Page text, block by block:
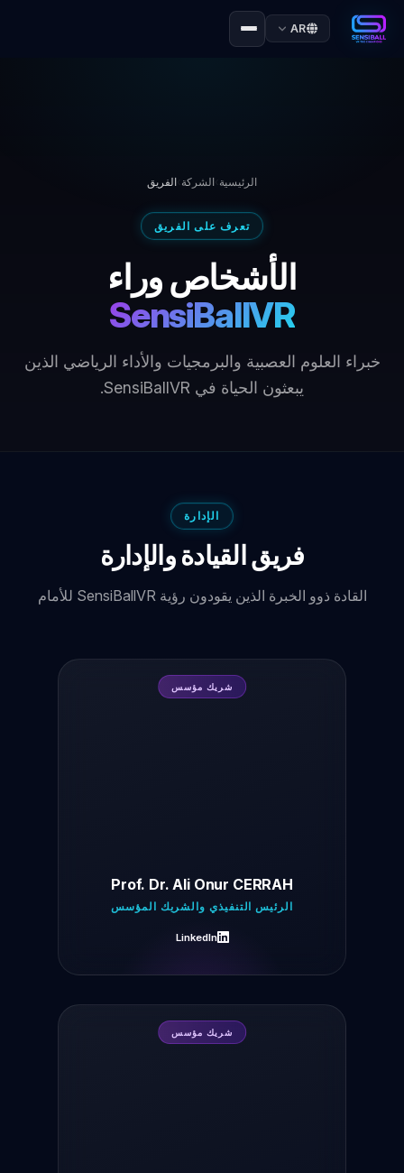
AR
الرئيسية الشركة الفريق
تعرف على الفريق
الأشخاص وراء
SensiBallVR
خبراء العلوم العصبية والبرمجيات والأداء الرياضي الذين
يبعثون الحياة في SensiBallVR.
الإدارة
فريق القيادة والإدارة
القادة ذوو الخبرة الذين يقودون رؤية SensiBallVR للأمام
شريك مؤسس
Prof. Dr. Ali Onur CERRAH
الرئيس التنفيذي والشريك المؤسس
LinkedIn
شريك مؤسس